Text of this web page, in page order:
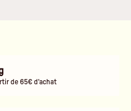
de 65€ d'achat